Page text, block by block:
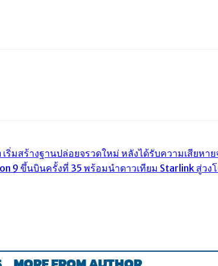
เริ่มสร้างฐานปล่อยจรวดใหม่ หลังได้รับความเสียห
9 ขึ้นบินครั้งที่ 35 พร้อมนำดาวเทียม Starlink สู่วง